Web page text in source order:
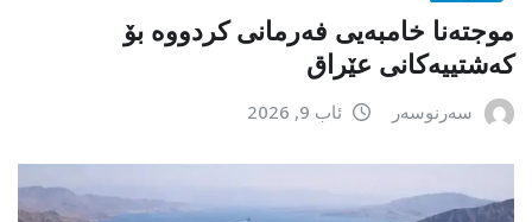
موجتەنا خامبەیی فەرمانی کردووە بۆ
کەشتییەکانی عێراق
سەرنوسەر ئاب 9, 2026